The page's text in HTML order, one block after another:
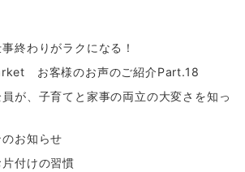
終わりがラクになる！
お客様のお声のご紹介Part.18
が、子育てと家事の両立の大変さを知っ
お知らせ
付けの習慣